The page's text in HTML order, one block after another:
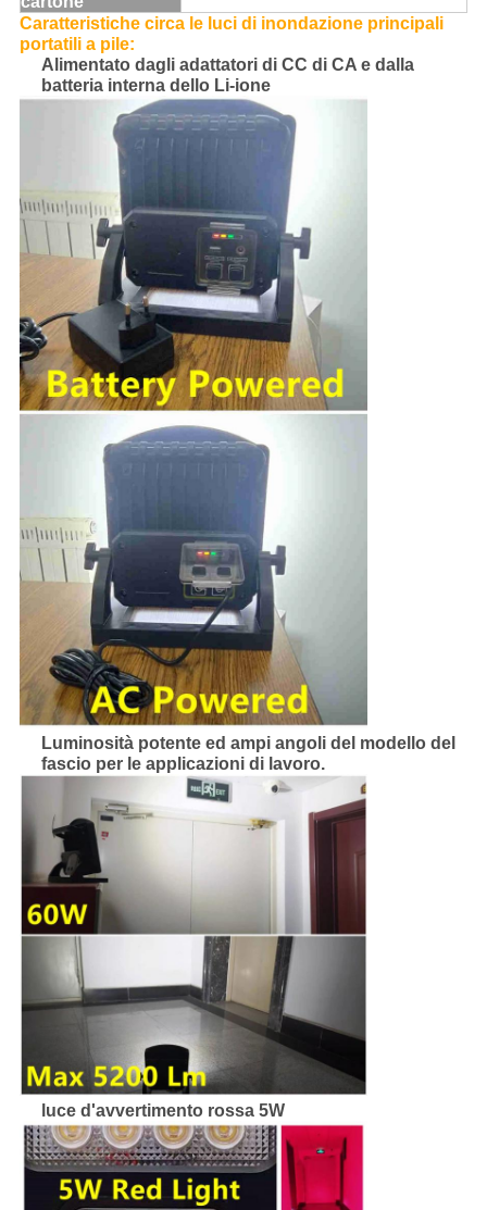
Caratteristiche circale luci di inondazione principali
portatili a pile:
Alimentato dagli adattatori di CC di CA e dalla
batteria interna dello Li-ione
Luminosità potente ed ampi angoli del modello del
fascio per le applicazioni di lavoro.
luce d'avvertimento rossa 5W